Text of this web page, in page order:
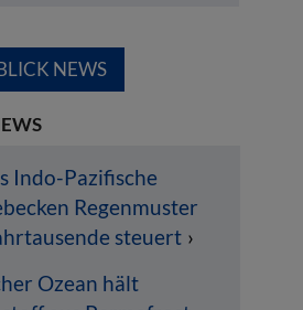
NEWS
Indo-Pazifische
Regenmuster
steuert
Ozean hält